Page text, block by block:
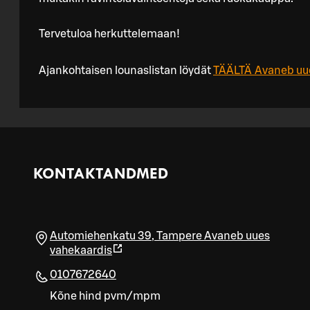
Tervetuloa herkuttelemaan!
Ajankohtaisen lounaslistan löydätTÄÄLTÄ Avaneb
KONTAKTANDMED
Automiehenkatu 39, TampereAvaneb uues
vahekaardis
0107672640
Kõne hind pvm/mpm